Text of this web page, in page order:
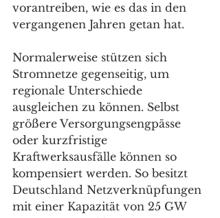
vorantreiben, wie es das in den
vergangenen Jahren getan hat.
Normalerweise stützen sich
Stromnetze gegenseitig, um
regionale Unterschiede
ausgleichen zu können. Selbst
größere Versorgungsengpässe
oder kurzfristige
Kraftwerksausfälle können so
kompensiert werden. So besitzt
Deutschland Netzverknüpfungen
mit einer Kapazität von 25 GW